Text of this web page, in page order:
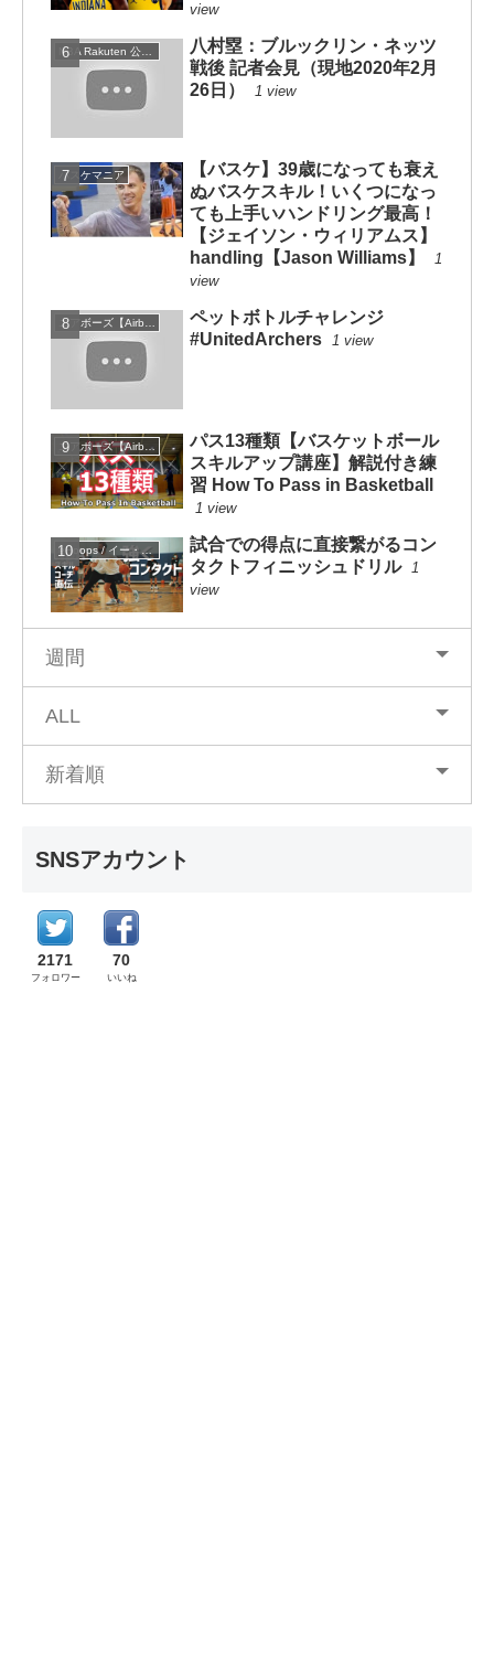
view
八村塁：ブルックリン・ネッツ
戦後 記者会見（現地2020年2月
26日）
1 view
バスケマニア
【バスケ】39歳になっても衰え
ぬバスケスキル！いくつになっ
ても上手いハンドリング最高！
【ジェイソン・ウィリアムス】
handling【Jason Williams】
1
view
ペットボトルチャレンジ
#UnitedArchers 1 view
エアボーズ【Airbowz 】
パス13種類【バスケットボール
スキルアップ講座】解説付き練
習 How To Pass in Basketball
1 view
eHoops / イー・フープス
試合での得点に直接繋がるコン
タクトフィニッシュドリル 1
view
週間
ALL
新着順
SNSアカウント
2171
フォロワー
70
いいね